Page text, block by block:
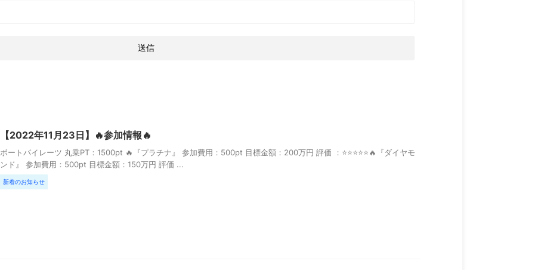
【2022年11月23日】🔥参加情報🔥
ボートパイレーツ 丸乗PT：1500pt 🔥『プラチナ』 参加費用：500pt 目標金額：200万円 評価 ：⭐️⭐️⭐️⭐️⭐️🔥『ダイヤモ
ンド』 参加費用：500pt 目標金額：150万円 評価 ...
新着のお知らせ